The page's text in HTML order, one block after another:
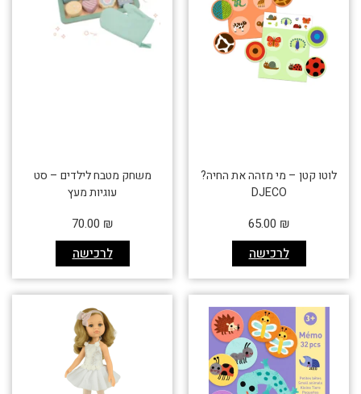
לוטו קטן – מי מזהה את החיה?
DJECO
לרכישה
65.00 ₪
משחק מטבח לילדים – סט
עוגיות מעץ
לרכישה
70.00 ₪